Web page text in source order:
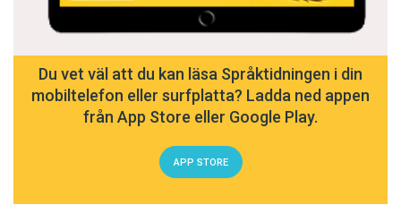
Du vet väl att du kan läsa Språktidningen i din
mobiltelefon eller surfplatta? Ladda ned appen
från App Store eller Google Play.
APP STORE